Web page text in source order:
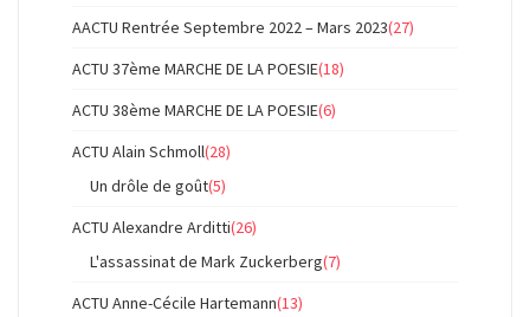
AACTU Rentrée Septembre 2022 – Mars 2023(27)
ACTU 37ème MARCHE DE LA POESIE(18)
ACTU 38ème MARCHE DE LA POESIE(6)
ACTU Alain Schmoll(28)
Un drôle de goût(5)
ACTU Alexandre Arditti(26)
L'assassinat de Mark Zuckerberg(7)
ACTU Anne-Cécile Hartemann(13)